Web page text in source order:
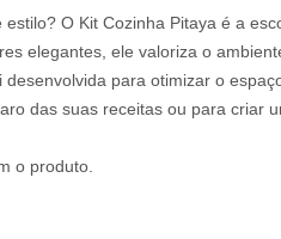
O Kit Cozinha Pitaya é a
elegantes, ele valoriza o
para otimizar o
das suas receitas ou para criar
o produto.